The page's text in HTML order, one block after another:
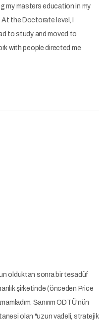
my masters education in my
the Doctorate level, I
to study and moved to
with people directed me
olduktan sonra bir tesadüf
şirketinde (önceden Price
Sanırım ODTÜ'nün
tanesi olan "uzun vadeli, stratejik